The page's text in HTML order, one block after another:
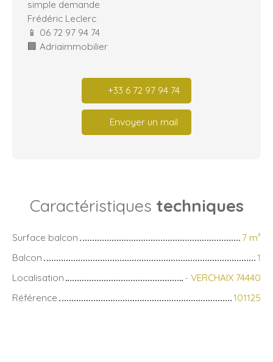
simple demande
Frédéric Leclerc
📱 06 72 97 94 74
🏢 Adriaimmobilier
+33 6 72 97 94 74
Envoyer un mail
Caractéristiques techniques
Surface balcon 7 m²
Balcon
1
Localisation
- VERCHAIX 74440
Référence
101125